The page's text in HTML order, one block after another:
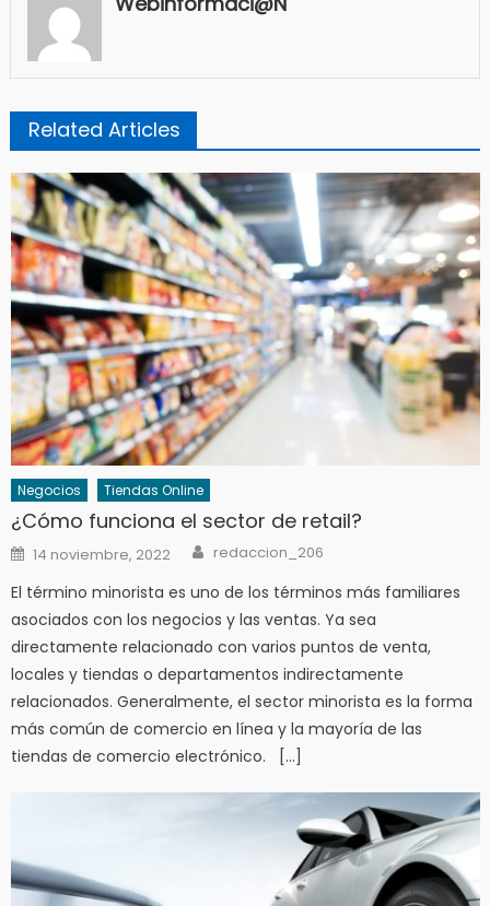
Related Articles
Negocios Tiendas Online
¿Cómo funciona el sector de retail?
Posted
on
14 noviembre, 2022 Author
redaccion_206
El término minorista es uno de los términos más familiares
asociados con los negocios y las ventas. Ya sea
directamente relacionado con varios puntos de venta,
locales y tiendas o departamentos indirectamente
relacionados. Generalmente, el sector minorista es la forma
más común de comercio en línea y la mayoría de las
tiendas de comercio electrónico. […]